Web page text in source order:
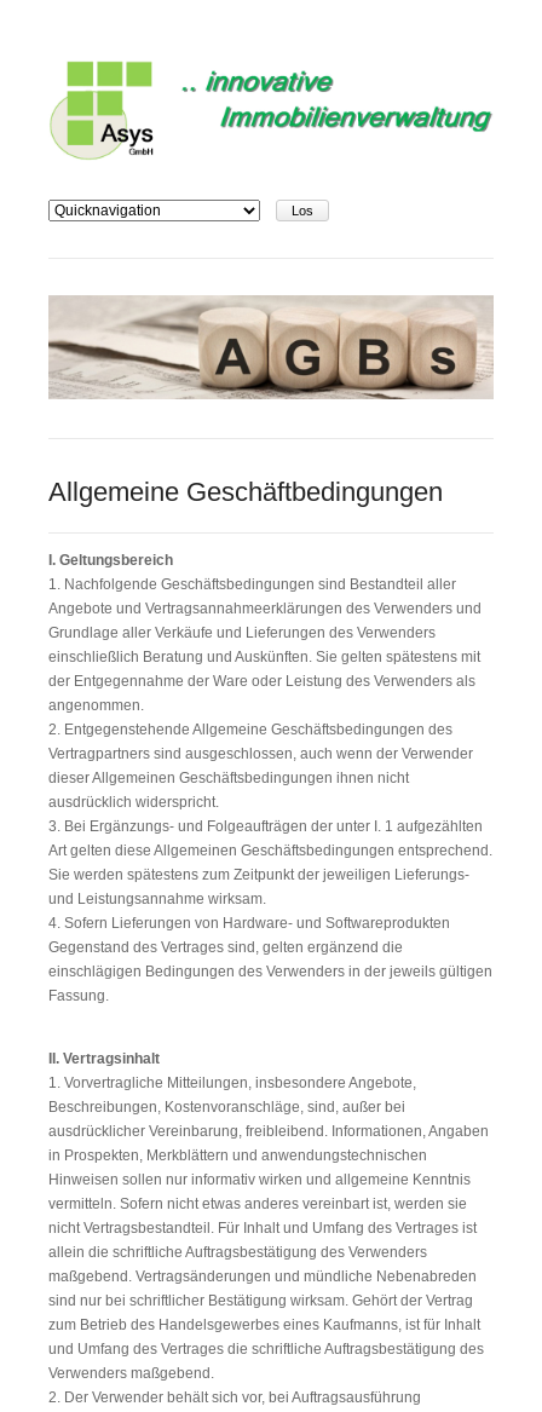
Zielseite
Allgemeine Geschäftbedingungen
I. Geltungsbereich
1. Nachfolgende Geschäftsbedingungen sind Bestandteil aller
Angebote und Vertragsannahmeerklärungen des Verwenders und
Grundlage aller Verkäufe und Lieferungen des Verwenders
einschließlich Beratung und Auskünften. Sie gelten spätestens mit
der Entgegennahme der Ware oder Leistung des Verwenders als
angenommen.
2. Entgegenstehende Allgemeine Geschäftsbedingungen des
Vertragpartners sind ausgeschlossen, auch wenn der Verwender
dieser Allgemeinen Geschäftsbedingungen ihnen nicht
ausdrücklich widerspricht.
3. Bei Ergänzungs- und Folgeaufträgen der unter I. 1 aufgezählten
Art gelten diese Allgemeinen Geschäftsbedingungen entsprechend.
Sie werden spätestens zum Zeitpunkt der jeweiligen Lieferungs-
und Leistungsannahme wirksam.
4. Sofern Lieferungen von Hardware- und Softwareprodukten
Gegenstand des Vertrages sind, gelten ergänzend die
einschlägigen Bedingungen des Verwenders in der jeweils gültigen
Fassung.
II. Vertragsinhalt
1. Vorvertragliche Mitteilungen, insbesondere Angebote,
Beschreibungen, Kostenvoranschläge, sind, außer bei
ausdrücklicher Vereinbarung, freibleibend. Informationen, Angaben
in Prospekten, Merkblättern und anwendungstechnischen
Hinweisen sollen nur informativ wirken und allgemeine Kenntnis
vermitteln. Sofern nicht etwas anderes vereinbart ist, werden sie
nicht Vertragsbestandteil. Für Inhalt und Umfang des Vertrages ist
allein die schriftliche Auftragsbestätigung des Verwenders
maßgebend. Vertragsänderungen und mündliche Nebenabreden
sind nur bei schriftlicher Bestätigung wirksam. Gehört der Vertrag
zum Betrieb des Handelsgewerbes eines Kaufmanns, ist für Inhalt
und Umfang des Vertrages die schriftliche Auftragsbestätigung des
Verwenders maßgebend.
2. Der Verwender behält sich vor, bei Auftragsausführung